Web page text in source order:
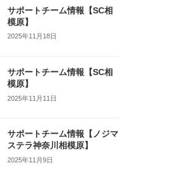
サポートチーム情報【SC相
模原】
2025年11月18日
サポートチーム情報【SC相
模原】
2025年11月11日
サポートチーム情報【ノジマ
ステラ神奈川相模原】
2025年11月9日